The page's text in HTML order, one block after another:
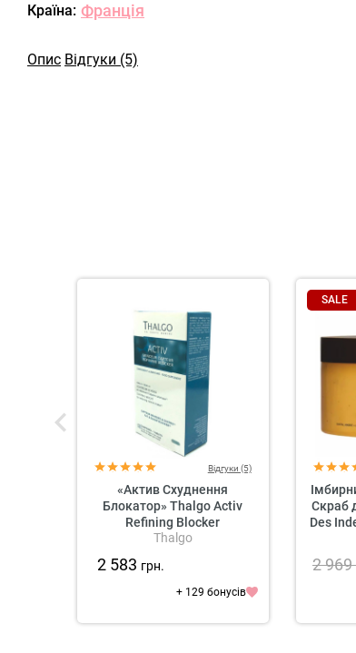
Країна: Франція
Опис Відгуки (5)
Відгуки (5)
«Актив Схуднення
Блокатор» Thalgo Activ
Refining Blocker
Thalgo
2 583 грн.
+ 129 бонусів
SALE
Скраб
Des
2 969